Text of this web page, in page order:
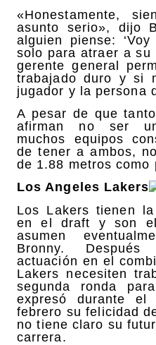
«Honestamente,
asunto serio», dijo
alguien piense:
solo para atraer a su
gerente general
trabajado duro y si
jugador y la persona
A pesar de que
afirman no ser
muchos equipos
de tener a ambos,
de 1.88 metros como
Los Angeles Lakers
Los Lakers tienen
en el draft y son el
asumen
Bronny.
actuación en el
Lakers necesiten
segunda ronda
expresó durante el
febrero su felicidad
no tiene claro su
carrera.